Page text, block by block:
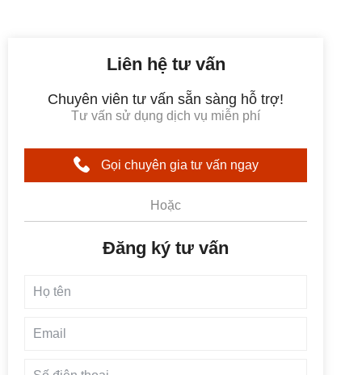
Liên hệ tư vấn
Chuyên viên tư vấn sẵn sàng hỗ trợ!
Tư vấn sử dụng dịch vụ miễn phí
Gọi chuyên gia tư vấn ngay
Hoặc
Đăng ký tư vấn